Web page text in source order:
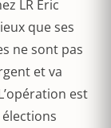
LR Eric
que ses
ne sont pas
et va
est